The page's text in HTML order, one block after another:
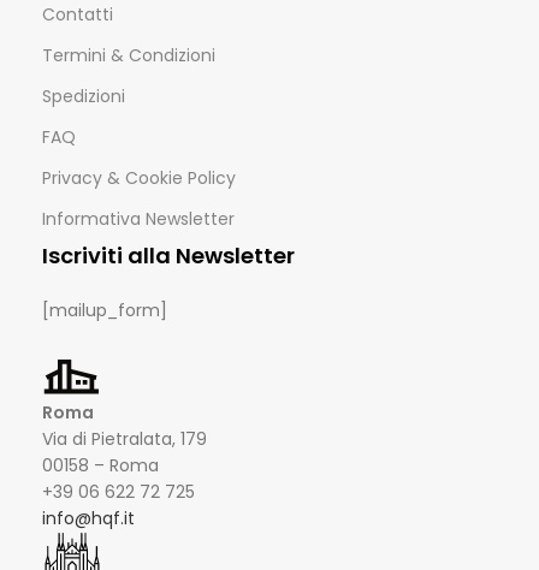
Contatti
Termini & Condizioni
Spedizioni
FAQ
Privacy & Cookie Policy
Informativa Newsletter
Iscriviti alla Newsletter
[mailup_form]
Roma
Via di Pietralata, 179
00158 – Roma
+39 06 622 72 725
info@hqf.it